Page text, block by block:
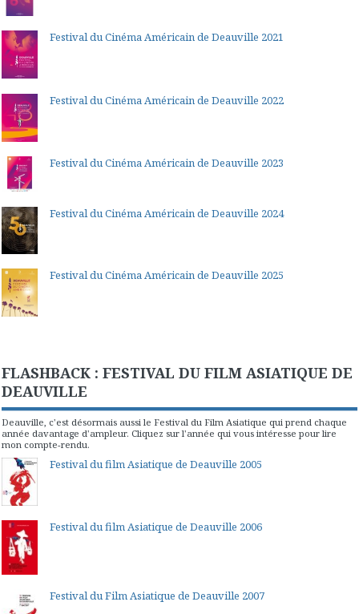
Festival du Cinéma Américain de Deauville 2021
Festival du Cinéma Américain de Deauville 2022
Festival du Cinéma Américain de Deauville 2023
Festival du Cinéma Américain de Deauville 2024
Festival du Cinéma Américain de Deauville 2025
FLASHBACK : FESTIVAL DU FILM ASIATIQUE DE
DEAUVILLE
Deauville, c'est désormais aussi le Festival du Film Asiatique qui prend chaque
année davantage d'ampleur. Cliquez sur l'année qui vous intéresse pour lire
mon compte-rendu.
Festival du film Asiatique de Deauville 2005
Festival du film Asiatique de Deauville 2006
Festival du Film Asiatique de Deauville 2007